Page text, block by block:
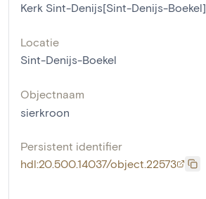
Kerk Sint-Denijs[Sint-Denijs-Boekel]
Locatie
Sint-Denijs-Boekel
Objectnaam
sierkroon
Persistent identifier
hdl:20.500.14037/object.22573